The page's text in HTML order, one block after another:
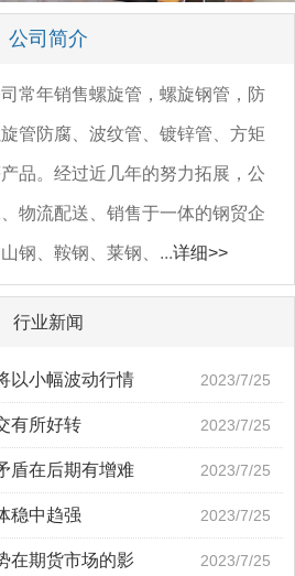
公司简介
常年销售螺旋管，螺旋钢管，防
管防腐、波纹管、镀锌管、方矩
品。经过近几年的努力拓展，公
物流配送、销售于一体的钢贸企
钢、鞍钢、莱钢、...详细>>
行业新闻
以小幅波动行情 2023/7/25
有所好转 2023/7/25
盾在后期有增难 2023/7/25
稳中趋强 2023/7/25
在期货市场的影 2023/7/25